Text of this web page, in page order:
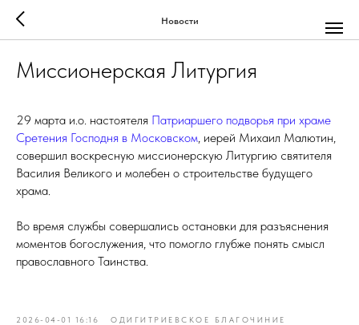
Новости
Миссионерская Литургия
29 марта и.о. настоятеля Патриаршего подворья при храме
Сретения Господня в Московском, иерей Михаил Малютин,
совершил воскресную миссионерскую Литургию святителя
Василия Великого и молебен о строительстве будущего
храма.
Во время службы совершались остановки для разъяснения
моментов богослужения, что помогло глубже понять смысл
православного Таинства.
2026-04-01 16:16 ОДИГИТРИЕВСКОЕ БЛАГОЧИНИЕ